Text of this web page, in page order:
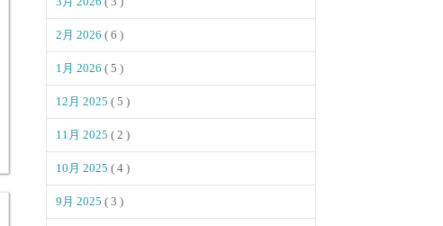
2月 2026 ( 6 )
1月 2026 ( 5 )
12月 2025 ( 5 )
11月 2025 ( 2 )
10月 2025 ( 4 )
9月 2025 ( 3 )